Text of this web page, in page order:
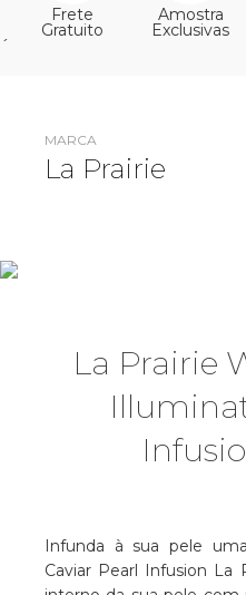
Frete
Gratuito
Amostra
Exclusivas
´
MARCA
La Prairie
La Prairie
Infunda à sua pele
Caviar Pearl Infusion La